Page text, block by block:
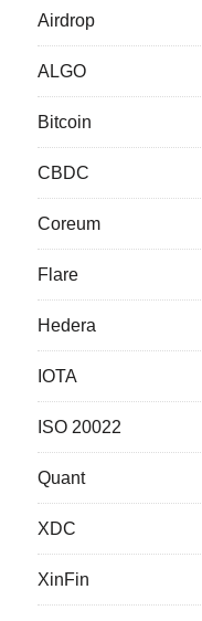
Airdrop
ALGO
Bitcoin
CBDC
Coreum
Flare
Hedera
IOTA
ISO 20022
Quant
XDC
XinFin